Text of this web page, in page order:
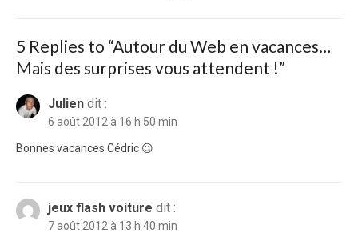
5 Replies to “Autour du Web en vacances…
Mais des surprises vous attendent !”
Julien dit :
6 août 2012 à 16 h 50 min
Bonnes vacances Cédric 😉
jeux flash voiture dit :
7 août 2012 à 13 h 40 min